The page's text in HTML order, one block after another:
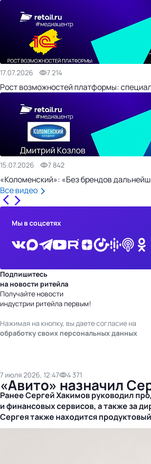
17.07.2026 7 214
Рост возможностей платформы:
15.07.2026 7 842
«Коломенский»: «Без брендов
Все видео
Мы в соцсетях
Подпишитесь
на новости ритейла
Получайте новости
индустрии ритейла первым!
Нажимая на кнопку, вы даете согласие на
обработку своих персональных данных
7 июля 2026, 12:47 4 371
«Авито» назначил
Ранее Сергей Хакимов руководил
и финансовых сервисов, а также за
Сергея также находится